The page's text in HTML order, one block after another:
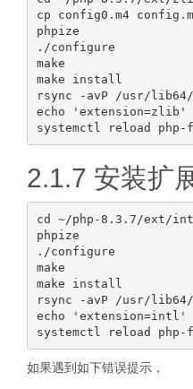
cp config0.m4
phpize
./configure
make
make install
rsync -avP /usr/lib64/
echo
2.1.7 安装扩
cd ~/php-8.3.7/ext/
phpize
./configure
make
make install
rsync -avP /usr/lib64/
echo
如果遇到如下错误提示，